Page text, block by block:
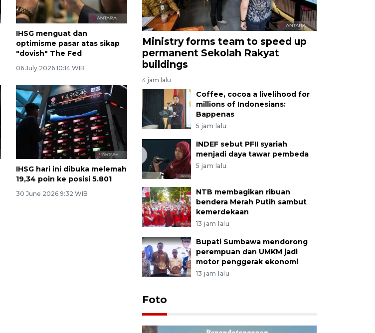
IHSG menguat dan
optimisme pasar atas sikap
"dovish" The Fed
06 July 2026 10:14 WIB
IHSG hari ini dibuka melemah
19,34 poin ke posisi 5.801
30 June 2026 9:32 WIB
Ministry forms team to speed up
permanent Sekolah Rakyat
buildings
4 jam lalu
Coffee, cocoa a livelihood for
millions of Indonesians:
Bappenas
5 jam lalu
INDEF sebut PFII syariah
menjadi daya tawar pembeda
5 jam lalu
NTB membagikan ribuan
bendera Merah Putih sambut
kemerdekaan
13 jam lalu
Bupati Sumbawa mendorong
perempuan dan UMKM jadi
motor penggerak ekonomi
13 jam lalu
Foto